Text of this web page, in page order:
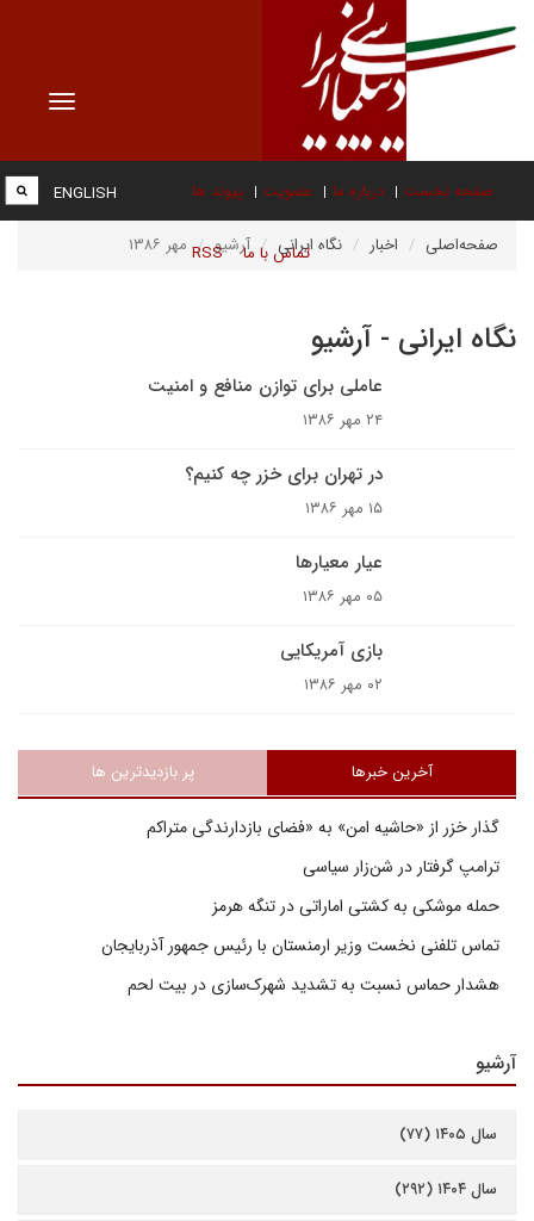
Toggle
صفحه نخست درباره ما عضویت پیوند ها
تماس با ما RSS
ENGLISH
صفحه‌اصلی اخبار نگاه ایرانی آرشیو مهر ۱۳۸۶
نگاه ایرانی - آرشیو
عاملى براى توازن منافع و امنيت
۲۴ مهر ۱۳۸۶
در تهران برای خزر چه کنیم؟
۱۵ مهر ۱۳۸۶
عيار معيار‌ها
۰۵ مهر ۱۳۸۶
بازى آمريکايى
۰۲ مهر ۱۳۸۶
آخرین خبرها پر بازدیدترین ها
گذار خزر از «حاشیه امن» به «فضای بازدارندگی متراکم
ترامپ گرفتار در شن‌زار سیاسی
حمله موشکی به کشتی اماراتی در تنگه هرمز
تماس تلفنی نخست وزیر ارمنستان با رئیس جمهور آذربایجان
هشدار حماس نسبت به تشدید شهرک‌سازی در بیت‌ لحم
آرشیو
سال ۱۴۰۵ (۷۷)
سال ۱۴۰۴ (۲۹۲)